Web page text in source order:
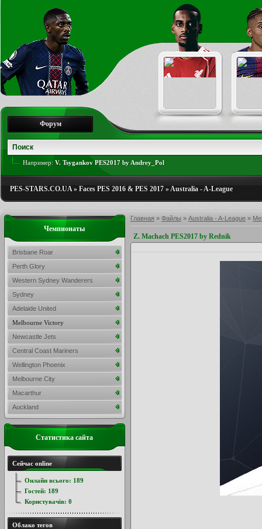
Форум
Например: V. Tsygankov PES2017 by Andrey_Pol
PES-STARS.CO.UA» Faces PES 2016 & PES 2017 »Australia - A-League
Главная » Файлы » Australia - A-League »
Z. Machach PES2017 by Rednik
Чемпионаты
Brisbane Roar
Perth Glory
Western Sydney Wanderers
Sydney
Adelaide United
Melbourne Victory
Newcastle Jets
Central Coast Mariners
Wellington Phoenix
Melbourne City
Macarthur
Auckland
Статистика сайта
Сейчас online
Онлайн всього: 189
Гостей: 189
Користувачів: 0
Облако тегов